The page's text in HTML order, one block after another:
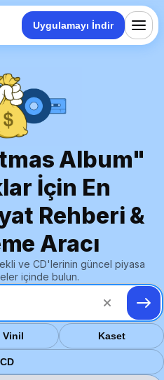
Uygulamayı İndir
Album"
İçin En
Rehberi &
Aracı
ve CD'lerinin güncel piyasa
içinde bulun.
Vinil Kaset
CD